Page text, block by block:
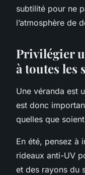
subtilité pour ne
l’atmosphère de
Privilégier
à toutes les
Une véranda est
est donc
quelles que
En été, pensez à
rideaux anti-UV
et des rayons du